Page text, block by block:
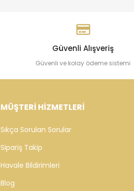
Güvenli Alışveriş
Güvenli ve kolay ödeme sistemi
MÜŞTERİ HİZMETLERİ
Sıkça Sorulan Sorular
Sipariş Takip
Havale Bildirimleri
Blog